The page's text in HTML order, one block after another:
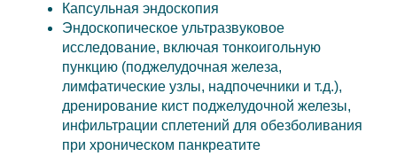
Капсульная эндоскопия
Эндоскопическое ультразвуковое
исследование, включая тонкоигольную
пункцию (поджелудочная железа,
лимфатические узлы, надпочечники и т.д.),
дренирование кист поджелудочной железы,
инфильтрации сплетений для обезболивания
при хроническом панкреатите